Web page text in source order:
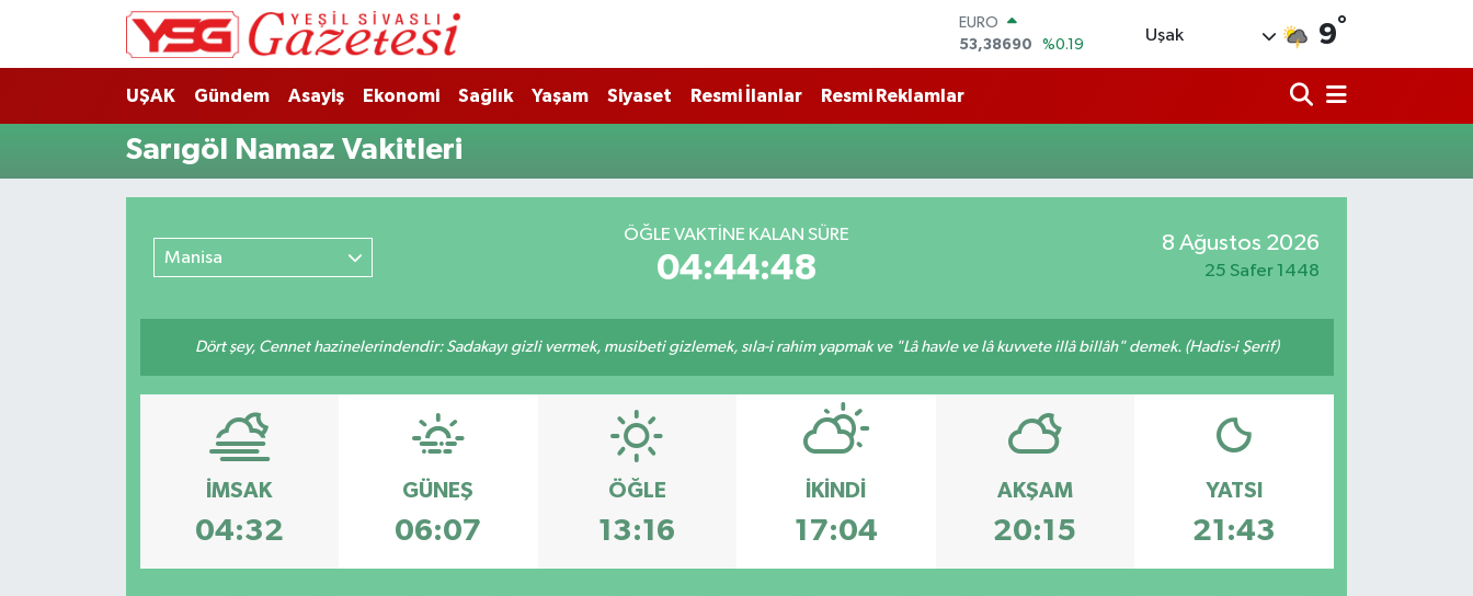
53,38690
STERLİN
61,60380
%0.18
G.ALTIN
BITCOIN
79.591,74
%-1.82
Uşak 9°
UŞAK Gündem Asayiş Ekonomi Sağlık Yaşam Siyaset Resmi İlanlar Resmi Reklamlar
Sarıgöl Namaz Vakitleri
Manisa
ÖĞLE VAKTİNE KALAN SÜRE
04:44:47
8 Ağustos 2026
25 Safer 1448
Dört şey, Cennet hazinelerindendir: Sadakayı gizli vermek, musibeti gizlemek, sıla-i rahim yapmak ve "Lâ havle ve lâ kuvvete illâ billâh" demek. (Hadis-i Şerif)
İMSAK
04:32
GÜNEŞ
06:07
ÖĞLE
13:16
İKINDI
17:04
AKŞAM
20:15
YATSI
21:43
Hava Durumu
Namaz Vakitleri
Trafik Durumu
Son Dakika Haberleri